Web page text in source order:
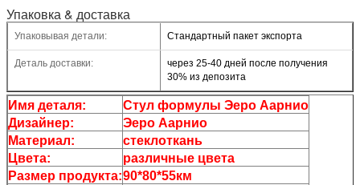
Упаковка & доставка
Упаковывая детали: Стандартный пакет экспорта
Деталь доставки:
через 25-40 дней после получения
30% из депозита
Имя деталя:
Стул формулы Эеро Аарнио
Дизайнер:
Эеро Аарнио
Материал:
стеклоткань
Цвета:
различные цвета
Размер продукта:90*80*55км